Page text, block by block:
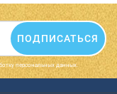
ПОДПИСАТЬСЯ
персональных данных.